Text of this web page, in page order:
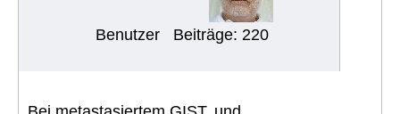
Benutzer Beiträge: 220